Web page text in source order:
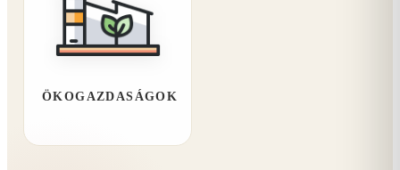
ÖKOGAZDASÁGOK